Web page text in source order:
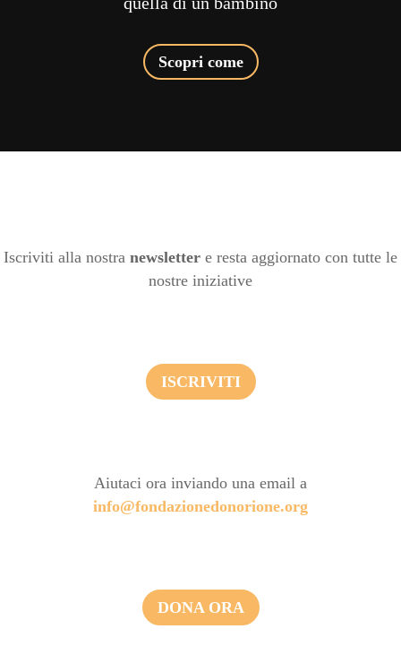
Scopri come
Iscriviti alla nostra newsletter e resta aggiornato con tutte le
nostre iniziative
ISCRIVITI
Aiutaci ora inviando una email a
info@fondazionedonorione.org
DONA ORA